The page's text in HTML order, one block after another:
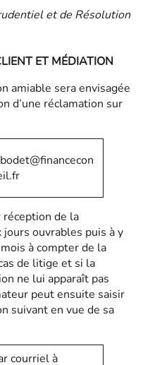
et de Résolution
ET MÉDIATION
amiable sera envisagée
d’une réclamation sur
réception de la
ouvrables puis à y
à compter de la
de litige et si la
ne lui apparaît pas
peut ensuite saisir
suivant en vue de sa
courriel à